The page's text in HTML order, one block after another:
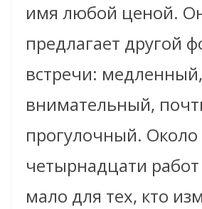
имя любой ценой.
предлагает другой
встречи: медленный,
внимательный,
прогулочный. Около
четырнадцати
мало для тех, кто